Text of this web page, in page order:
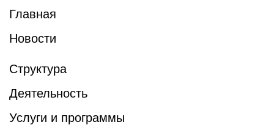
Главная
Новости
Структура
Деятельность
Услуги и программы